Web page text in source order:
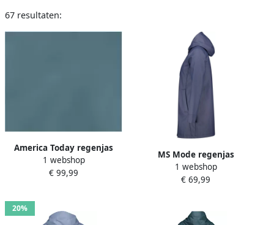
67 resultaten:
America Today regenjas
petrol
1 webshop
€ 99,99
MS Mode regenjas
donkerblauw
1 webshop
€ 69,99
20%